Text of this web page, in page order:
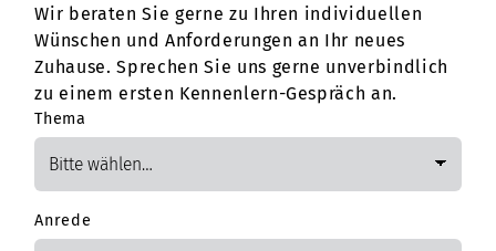
Wir beraten Sie gerne zu Ihren individuellen
Wünschen und Anforderungen an Ihr neues
Zuhause. Sprechen Sie uns gerne unverbindlich
zu einem ersten Kennenlern-Gespräch an.
Thema
Anrede